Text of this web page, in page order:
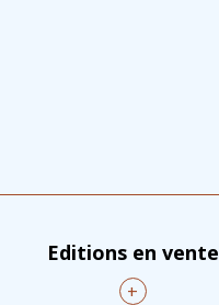
Editions en vente
+